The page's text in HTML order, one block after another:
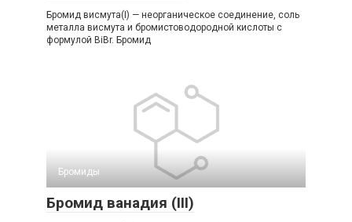
Бромид висмута(I) — неорганическое соединение, соль
металла висмута и бромистоводородной кислоты с
формулой BiBr. Бромид
Бромиды‎
Бромид ванадия (III)